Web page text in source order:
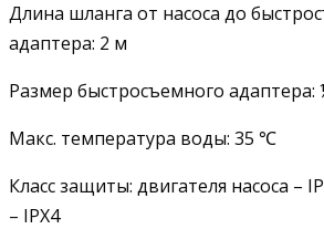
Длина шланга от насоса до
адаптера: 2 м
Размер быстросъемного адаптера:
Макс. температура воды: 35 ℃
Класс защиты: двигателя насоса –
– IPX4